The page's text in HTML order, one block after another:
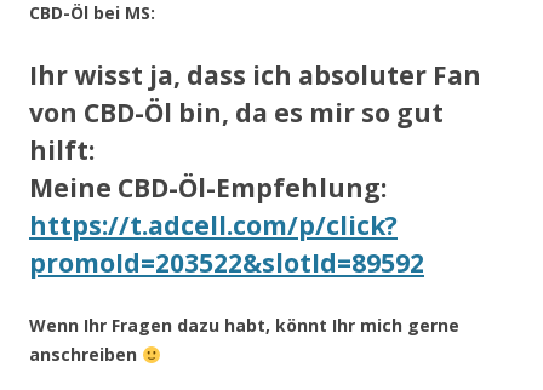
CBD-Öl bei MS:
Ihr wisst ja, dass ich absoluter Fan
von CBD-Öl bin, da es mir so gut
hilft:
Meine CBD-Öl-Empfehlung:
https://t.adcell.com/p/click?
promoId=203522&slotId=89592
Wenn Ihr Fragen dazu habt, könnt Ihr mich gerne
anschreiben